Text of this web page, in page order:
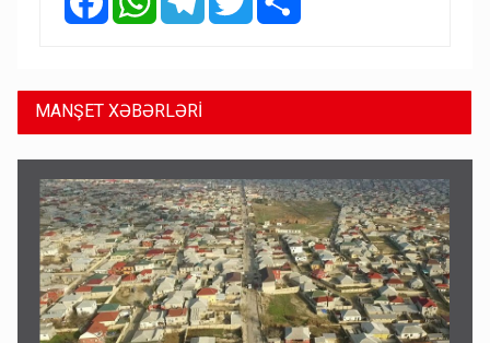
MANŞET XƏBƏRLƏRİ